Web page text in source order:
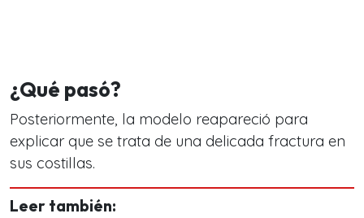
¿Qué pasó?
Posteriormente, la modelo reapareció para
explicar que se trata de una delicada fractura en
sus costillas.
Leer también: